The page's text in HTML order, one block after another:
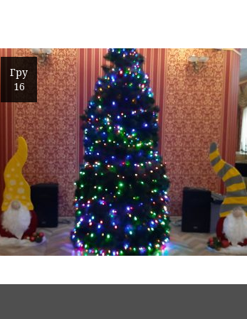
Гру
16